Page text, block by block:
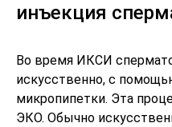
инъекция
Во время ИКСИ
искусственно, с
микропипетки. Эта
ЭКО. Обычно